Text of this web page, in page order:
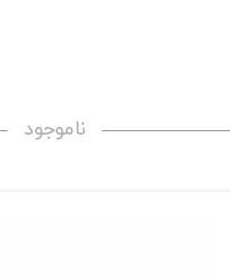
ناموجود